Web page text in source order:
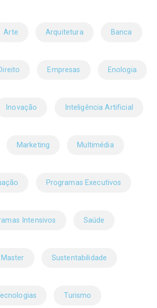
Arte Arquitetura Banca
Empresas Enologia
Inovação Inteligência Artificial
Marketing Multimédia
Programas Executivos
Intensivos Saúde
Sustentabilidade
Turismo